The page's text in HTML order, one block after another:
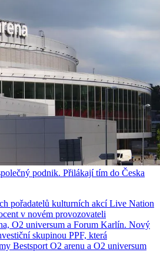
podnik. Přilákají tím do Česka
pořadatelů kulturních akcí Live Nation
v novém provozovateli
O2 universum a Forum Karlín. Nový
skupinou PPF, která
Bestsport O2 arenu a O2 universum